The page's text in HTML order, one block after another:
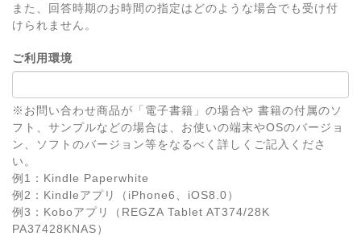
また、回答時期のお時間の指定はどのような場合でも受け付
けられません。
ご利用環境
※お問い合わせ商品が「電子書籍」の場合や 書籍の付属のソ
フト、サンプルなどの場合は、お使いの端末やOSのバージョ
ン、ソフトのバージョン等をなるべく詳しくご記入くださ
い。
例1：Kindle Paperwhite
例2：Kindleアプリ（iPhone6、iOS8.0）
例3：Koboアプリ（REGZA Tablet AT374/28K
PA37428KNAS）